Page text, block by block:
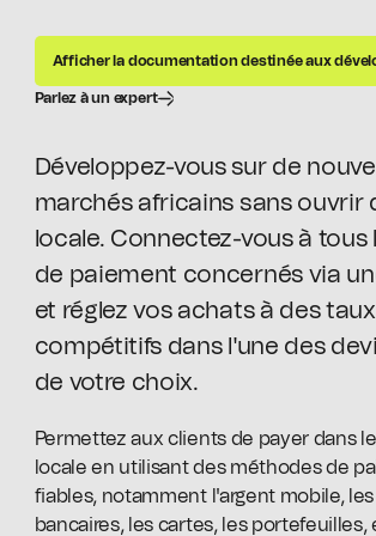
Afficher la documentation destinée aux
Parlez à un expert
Développez-vous sur de
marchés africains sans ouvrir
locale. Connectez-vous à tous
de paiement concernés via
et réglez vos achats à des
compétitifs dans l'une des
de votre choix.
Permettez aux clients de payer dans
locale en utilisant des méthodes de
fiables, notamment l'argent mobile,
bancaires, les cartes, les portefeuilles,